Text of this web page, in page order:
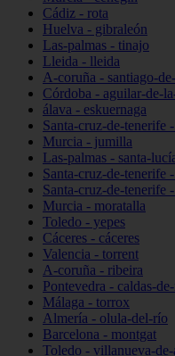
Cádiz - rota
Huelva - gibraleón
Las-palmas - tinajo
Lleida - lleida
A-coruña - santiago-
Córdoba - aguilar-de-
álava - eskuernaga
Santa-cruz-de-tenerife
Murcia - jumilla
Las-palmas - santa-
Santa-cruz-de-tenerife
Santa-cruz-de-tenerife
Murcia - moratalla
Toledo - yepes
Cáceres - cáceres
Valencia - torrent
A-coruña - ribeira
Pontevedra - caldas-
Málaga - torrox
Almería - olula-del-río
Barcelona - montgat
Toledo - villanueva-de-